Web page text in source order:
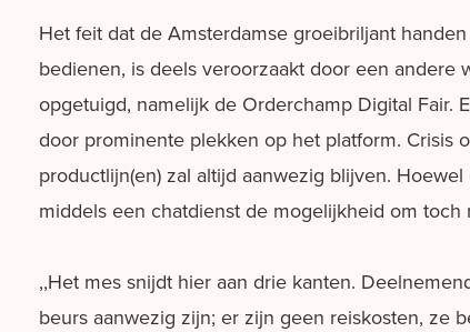
Het feit dat de Amsterdamse groeibriljant
bedienen, is deels veroorzaakt door een
opgetuigd, namelijk de Orderchamp Digital Fair.
door prominente plekken op het platform. Crisis
productlijn(en) zal altijd aanwezig blijven.
middels een chatdienst de mogelijkheid om
,,Het mes snijdt hier aan drie kanten.
beurs aanwezig zijn; er zijn geen reiskosten, ze